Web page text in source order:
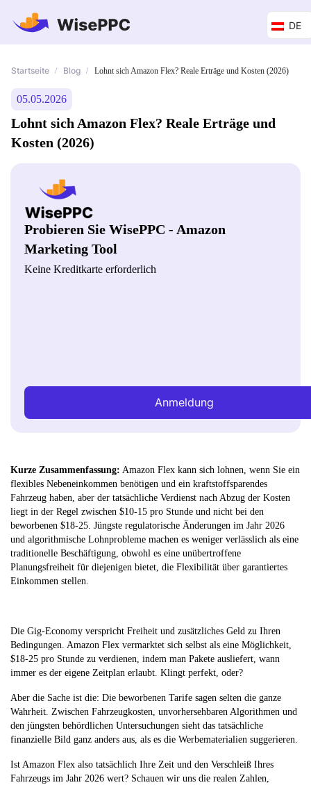
DE
Startseite / Blog / Lohnt sich Amazon Flex? Reale Erträge und Kosten (2026)
05.05.2026
Lohnt sich Amazon Flex? Reale Erträge und
Kosten (2026)
Probieren Sie WisePPC - Amazon
Marketing Tool
Keine Kreditkarte erforderlich
Anmeldung
Kurze Zusammenfassung: Amazon Flex kann sich lohnen, wenn Sie ein
flexibles Nebeneinkommen benötigen und ein kraftstoffsparendes
Fahrzeug haben, aber der tatsächliche Verdienst nach Abzug der Kosten
liegt in der Regel zwischen $10-15 pro Stunde und nicht bei den
beworbenen $18-25. Jüngste regulatorische Änderungen im Jahr 2026
und algorithmische Lohnprobleme machen es weniger verlässlich als eine
traditionelle Beschäftigung, obwohl es eine unübertroffene
Planungsfreiheit für diejenigen bietet, die Flexibilität über garantiertes
Einkommen stellen.
Die Gig-Economy verspricht Freiheit und zusätzliches Geld zu Ihren
Bedingungen. Amazon Flex vermarktet sich selbst als eine Möglichkeit,
$18-25 pro Stunde zu verdienen, indem man Pakete ausliefert, wann
immer es der eigene Zeitplan erlaubt. Klingt perfekt, oder?
Aber die Sache ist die: Die beworbenen Tarife sagen selten die ganze
Wahrheit. Zwischen Fahrzeugkosten, unvorhersehbaren Algorithmen und
den jüngsten behördlichen Untersuchungen sieht das tatsächliche
finanzielle Bild ganz anders aus, als es die Werbematerialien suggerieren.
Ist Amazon Flex also tatsächlich Ihre Zeit und den Verschleiß Ihres
Fahrzeugs im Jahr 2026 wert? Schauen wir uns die realen Zahlen,